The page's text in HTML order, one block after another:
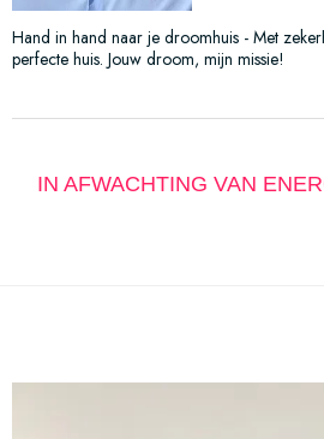
Hand in hand naar je droomhuis - Met
perfecte huis. Jouw droom, mijn missie!
IN AFWACHTING VAN